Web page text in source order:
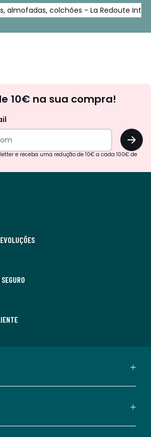
almofadas, colchões - La Redoute
10€ na sua compra!
OK
e receba uma redução de 10€ a cada 100€ de